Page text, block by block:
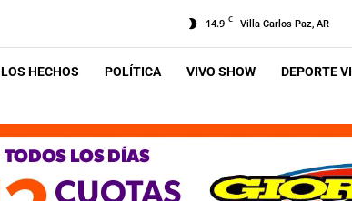
14.9 C Villa Carlos Paz, AR
LOS HECHOS POLÍTICA VIVO SHOW DEPORTE